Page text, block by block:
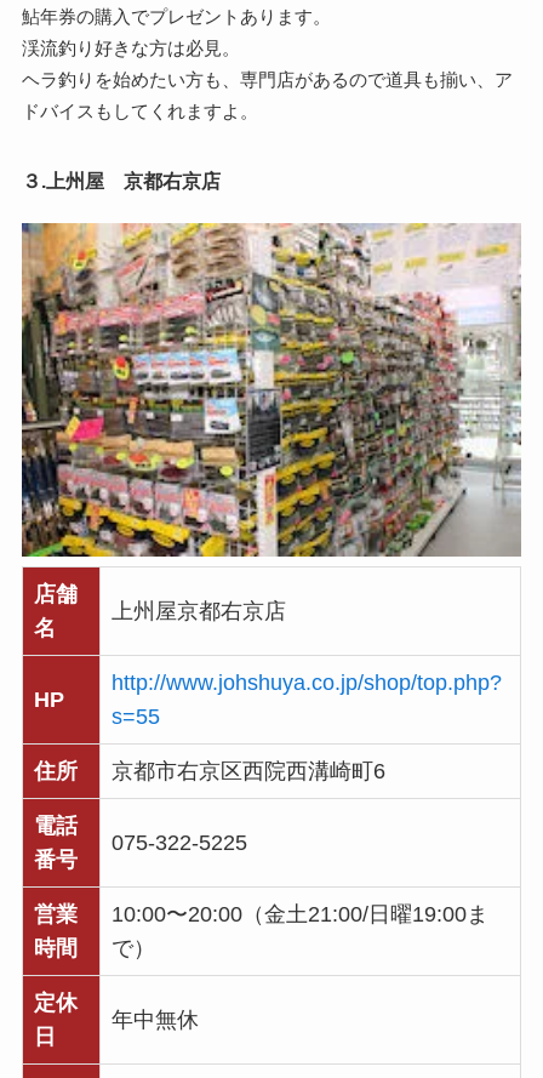
鮎年券の購入でプレゼントあります。
渓流釣り好きな方は必見。
ヘラ釣りを始めたい方も、専門店があるので道具も揃い、ア
ドバイスもしてくれますよ。
３.上州屋 京都右京店
店舗
名
上州屋京都右京店
HP
http://www.johshuya.co.jp/shop/top.php?
s=55
住所 京都市右京区西院西溝崎町6
電話
番号
075-322-5225
営業
時間
10:00〜20:00（金土21:00/日曜19:00ま
で）
定休
日
年中無休